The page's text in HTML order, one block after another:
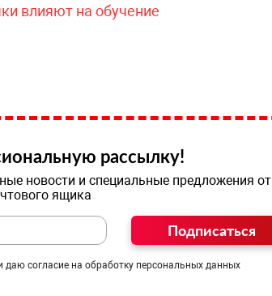
влияют на обучение
рассылку!
новости и специальные предложения от
ящика
Подписаться
даю согласие на обработку персональных данных